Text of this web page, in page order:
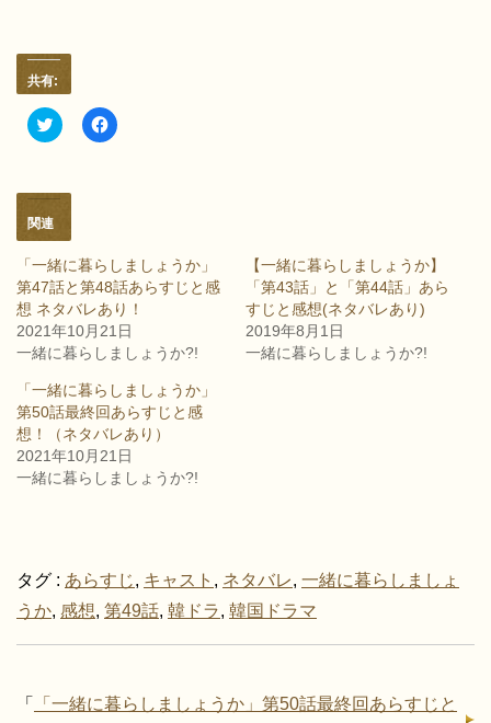
共有:
ク
リ
て
t
e
r
で
共
有
(
新
い
ウ
ィ
ン
ド
ウ
で
開
F
a
有
す
る
に
は
ク
リ
ッ
し
て
く
だ
さ
い
(
新
ド
ウ
で
開
ま
関連
「一緒に暮らしましょうか」
第47話と第48話あらすじと感
想 ネタバレあり！
2021年10月21日
一緒に暮らしましょうか?!
【一緒に暮らしましょうか】
「第43話」と「第44話」あら
すじと感想(ネタバレあり)
2019年8月1日
一緒に暮らしましょうか?!
「一緒に暮らしましょうか」
第50話最終回あらすじと感
想！（ネタバレあり）
2021年10月21日
一緒に暮らしましょうか?!
タグ : あらすじ, キャスト , ネタバレ, 一緒に暮らしましょ
うか, 感想, 第49話, 韓ドラ, 韓国ドラマ
「
「一緒に暮らしましょうか」第50話最終回あらすじと